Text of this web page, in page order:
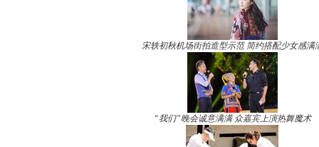
宋轶初秋机场街拍造型示范 简约搭配少女感满
“我们”晚会诚意满满 众嘉宾上演热舞魔术